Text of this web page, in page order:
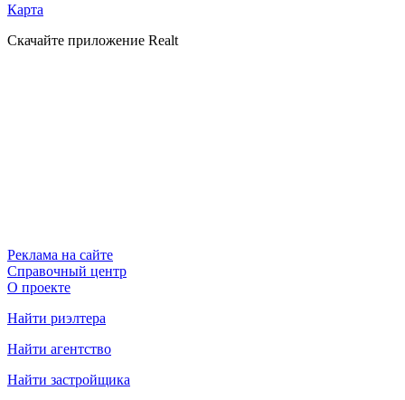
Карта
Скачайте приложение Realt
Реклама на сайте
Справочный центр
О проекте
Найти риэлтера
Найти агентство
Найти застройщика